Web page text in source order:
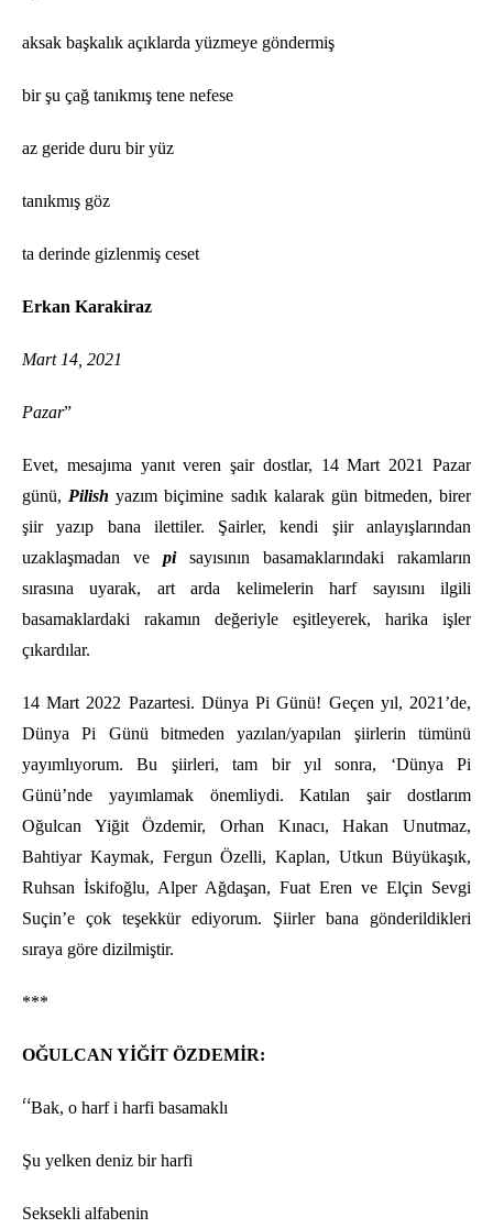
aksak başkalık açıklarda yüzmeye göndermiş
bir şu çağ tanıkmış tene nefese
az geride duru bir yüz
tanıkmış göz
ta derinde gizlenmiş ceset
Erkan Karakiraz
Mart 14, 2021
Pazar”
Evet, mesajıma yanıt veren şair dostlar, 14 Mart 2021 Pazar
günü, Pilish yazım biçimine sadık kalarak gün bitmeden, birer
şiir yazıp bana ilettiler. Şairler, kendi şiir anlayışlarından
uzaklaşmadan ve pisayısının basamaklarındaki rakamların
sırasına uyarak, art arda kelimelerin harf sayısını ilgili
basamaklardaki rakamın değeriyle eşitleyerek, harika işler
çıkardılar.
14 Mart 2022 Pazartesi. Dünya Pi Günü! Geçen yıl, 2021’de,
Dünya Pi Günü bitmeden yazılan/yapılan şiirlerin tümünü
yayımlıyorum. Bu şiirleri, tam bir yıl sonra, ‘Dünya Pi
Günü’nde yayımlamak önemliydi. Katılan şair dostlarım
Oğulcan Yiğit Özdemir, Orhan Kınacı, Hakan Unutmaz,
Bahtiyar Kaymak, Fergun Özelli, Kaplan, Utkun Büyükaşık,
Ruhsan İskifoğlu, Alper Ağdaşan, Fuat Eren ve Elçin Sevgi
Suçin’e çok teşekkür ediyorum. Şiirler bana gönderildikleri
sıraya göre dizilmiştir.
***
OĞULCAN YİĞİT ÖZDEMİR:
“Bak, o harf i harfi basamaklı
Şu yelken deniz bir harfi
Seksekli alfabenin